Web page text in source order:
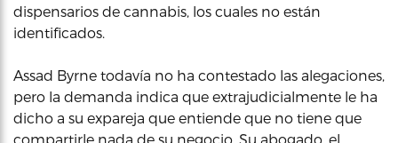
dispensarios de cannabis, los cuales no están
identificados.
Assad Byrne todavía no ha contestado las alegaciones,
pero la demanda indica que extrajudicialmente le ha
dicho a su expareja que entiende que no tiene que
compartirle nada de su negocio. Su abogado, el